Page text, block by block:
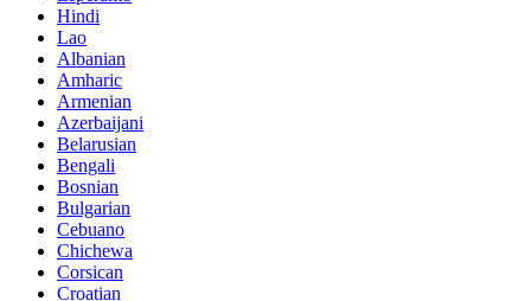
Hindi
Lao
Albanian
Amharic
Armenian
Azerbaijani
Belarusian
Bengali
Bosnian
Bulgarian
Cebuano
Chichewa
Corsican
Croatian